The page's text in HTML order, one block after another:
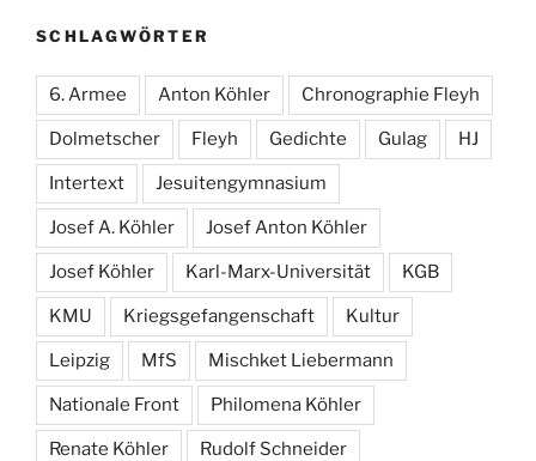
SCHLAGWÖRTER
6. Armee Anton Köhler Chronographie Fleyh
Dolmetscher Fleyh Gedichte Gulag HJ
Intertext Jesuitengymnasium
Josef A. Köhler Josef Anton Köhler
Josef Köhler Karl-Marx-Universität KGB
KMU Kriegsgefangenschaft Kultur
Leipzig MfS Mischket Liebermann
Nationale Front Philomena Köhler
Renate Köhler Rudolf Schneider